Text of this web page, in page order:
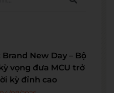
New Day – Bộ
vọng đưa MCU trở
kỳ đỉnh cao